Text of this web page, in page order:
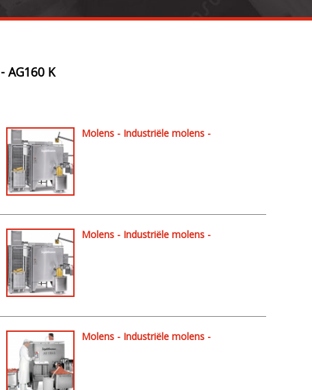
AG160 K
Molens - Industriële molens -
Molens - Industriële molens -
Molens - Industriële molens -